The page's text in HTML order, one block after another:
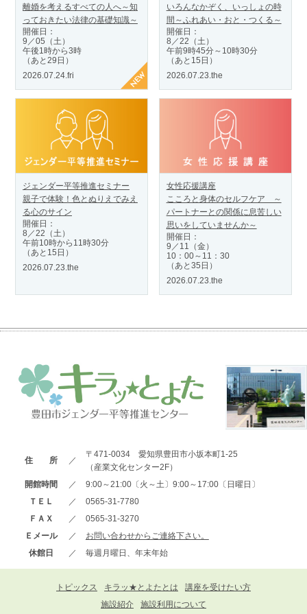
離婚を考えるすべての人へ～知
っておきたい法律の基礎知識～
開催日：
9／05（土）
午後1時から3時
（あと29日）
2026.07.24.fri
いろんなかぞく、いっしょの時
間～ふれあい・おと・つくる～
開催日：
8／22（土）
午前9時45分～10時30分
（あと15日）
2026.07.23.the
ジェンダー平等推進セミナー
親子で体験！色とぬりえでみえ
る心のサイン
開催日：
8／22（土）
午前10時から11時30分
（あと15日）
2026.07.23.the
女性応援講座
こころと身体のセルフケア ～
パートナーとの関係に息苦しい
思いをしていませんか～
開催日：
9／11（金）
10：00～11：30
（あと35日）
2026.07.23.the
住 所 ／
〒471-0034 愛知県豊田市小坂本町1-25
（産業文化センター2F）
開館時間
／
9:00～21:00〔火～土〕9:00～17:00〔日曜日〕
ＴＥＬ
／
0565-31-7780
ＦＡＸ
／
0565-31-3270
Ｅメール
／
お問い合わせからご連絡下さい。
休館日
／ 毎週月曜日、年末年始
トピックス キラッ★とよたとは
講座を受けたい方
施設紹介
施設利用について